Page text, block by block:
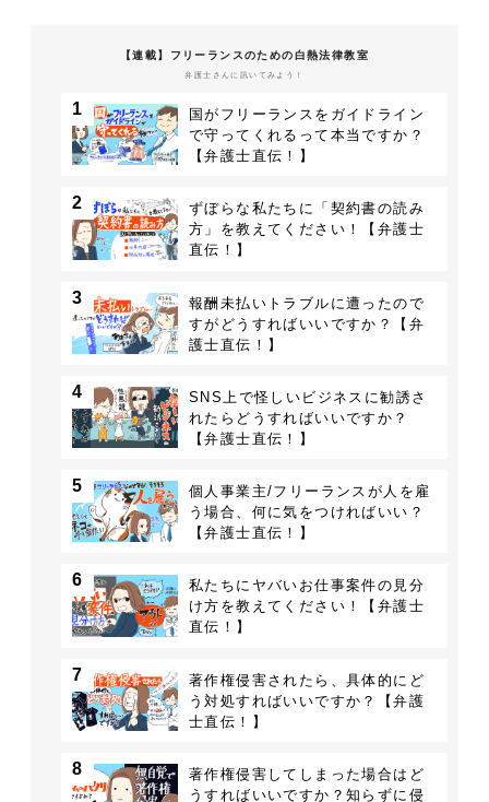
【連載】フリーランスのための白熱法律教室
弁護士さんに訊いてみよう！
1
国がフリーランスをガイドライン
で守ってくれるって本当ですか？
【弁護士直伝！】
2
ずぼらな私たちに「契約書の読み
方」を教えてください！【弁護士
直伝！】
3
報酬未払いトラブルに遭ったので
すがどうすればいいですか？【弁
護士直伝！】
4
SNS上で怪しいビジネスに勧誘さ
れたらどうすればいいですか？
【弁護士直伝！】
5
個人事業主/フリーランスが人を雇
う場合、何に気をつければいい？
【弁護士直伝！】
6
私たちにヤバいお仕事案件の見分
け方を教えてください！【弁護士
直伝！】
7
著作権侵害されたら、具体的にど
う対処すればいいですか？【弁護
士直伝！】
8
著作権侵害してしまった場合はど
うすればいいですか？知らずに侵